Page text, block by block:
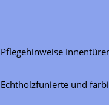
Pflegehinweise
Echtholzfunierte und